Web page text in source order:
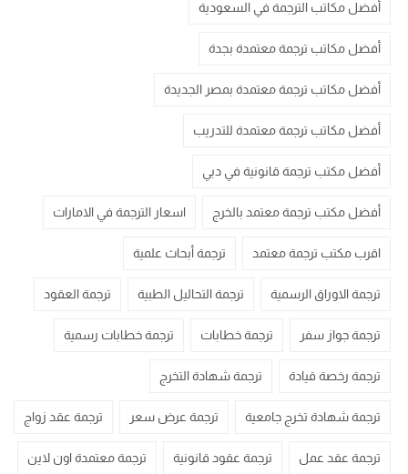
أفضل مكاتب الترجمة في السعودية
أفضل مكاتب ترجمة معتمدة بجدة
أفضل مكاتب ترجمة معتمدة بمصر الجديدة
أفضل مكاتب ترجمة معتمدة للتدريب
أفضل مكتب ترجمة قانونية في دبي
أفضل مكتب ترجمة معتمد بالخرج اسعار الترجمة في الامارات
اقرب مكتب ترجمة معتمد ترجمة أبحاث علمية
ترجمة الاوراق الرسمية ترجمة التحاليل الطبية ترجمة العقود
ترجمة جواز سفر ترجمة خطابات ترجمة خطابات رسمية
ترجمة رخصة قيادة ترجمة شهادة التخرج
ترجمة شهادة تخرج جامعية ترجمة عرض سعر ترجمة عقد زواج
ترجمة عقد عمل ترجمة عقود قانونية ترجمة معتمدة اون لاين